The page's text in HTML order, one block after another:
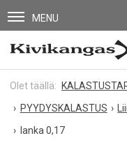
MENU
PYYDYSKALASTUS
lanka 0,17